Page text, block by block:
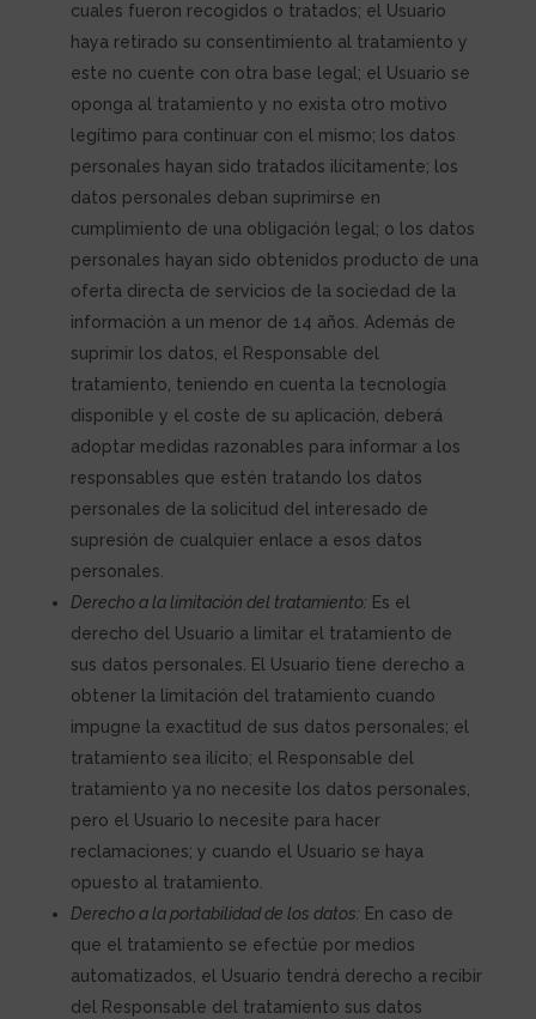
cuales fueron recogidos o tratados; el Usuario
haya retirado su consentimiento al tratamiento y
este no cuente con otra base legal; el Usuario se
oponga al tratamiento y no exista otro motivo
legítimo para continuar con el mismo; los datos
personales hayan sido tratados ilícitamente; los
datos personales deban suprimirse en
cumplimiento de una obligación legal; o los datos
personales hayan sido obtenidos producto de una
oferta directa de servicios de la sociedad de la
información a un menor de 14 años. Además de
suprimir los datos, el Responsable del
tratamiento, teniendo en cuenta la tecnología
disponible y el coste de su aplicación, deberá
adoptar medidas razonables para informar a los
responsables que estén tratando los datos
personales de la solicitud del interesado de
supresión de cualquier enlace a esos datos
personales.
Derecho a la limitación del tratamiento: Es el
derecho del Usuario a limitar el tratamiento de
sus datos personales. El Usuario tiene derecho a
obtener la limitación del tratamiento cuando
impugne la exactitud de sus datos personales; el
tratamiento sea ilícito; el Responsable del
tratamiento ya no necesite los datos personales,
pero el Usuario lo necesite para hacer
reclamaciones; y cuando el Usuario se haya
opuesto al tratamiento.
Derecho a la portabilidad de los datos: En caso de
que el tratamiento se efectúe por medios
automatizados, el Usuario tendrá derecho a recibir
del Responsable del tratamiento sus datos